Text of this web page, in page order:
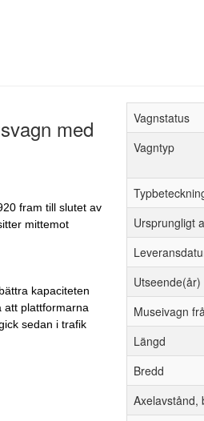
med
fram till slutet av
mittemot
kapaciteten
att plattformarna
sedan i trafik
Vagnstatus
Vagntyp
Ursprungligt
Utseende(år)
Museivagn
Längd
Bredd
Axelavstånd,